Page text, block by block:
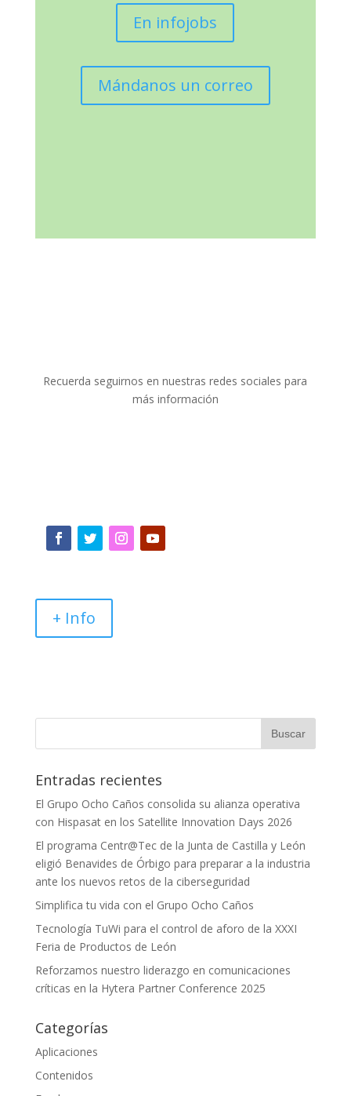
En infojobs
Mándanos un correo
Recuerda seguirnos en nuestras redes sociales para
más información
+ Info
Entradas recientes
El Grupo Ocho Caños consolida su alianza operativa
con Hispasat en los Satellite Innovation Days 2026
El programa Centr@Tec de la Junta de Castilla y León
eligió Benavides de Órbigo para preparar a la industria
ante los nuevos retos de la ciberseguridad
Simplifica tu vida con el Grupo Ocho Caños
Tecnología TuWi para el control de aforo de la XXXI
Feria de Productos de León
Reforzamos nuestro liderazgo en comunicaciones
críticas en la Hytera Partner Conference 2025
Categorías
Aplicaciones
Contenidos